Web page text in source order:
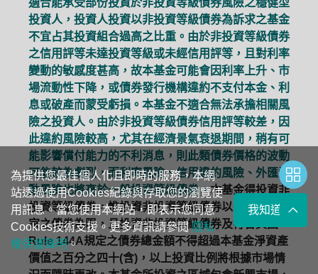
適合能承受部份投資於非投資等級債券風險之穩健型
投資人，投資人投資以非投資等級債券為訴求之基金
不宜占其投資組合過高之比重。由於非投資等級債券
之信用評等未達投資等級或未經信用評等，且對利率
變動的敏感度甚高，故本基金可能會因利率上升、市
場流動性下降，或債券發行機構違約不支付本金、利
息或破產而蒙受虧損。本基金不適合無法承擔相關風
險之投資人。由於非投資等級債券信用評等較差，因
此違約風險較高，尤其在經濟景氣衰退期間，稍有可
能影響償付能力的不利消息，則此類債券價格的波動
可能較為劇烈，而利率風險、信用違約風險、外匯波
動風險也將高於一般投資等級債券。本基金得投資非
投資等級債券，惟投資非投資等級債券以新興市場國
家之債券為限，且投資非投資等級債券及符合美國
Rule 144A規定之債券總金額不得超過本基金淨資產
價值之百分之四十(含)，以上投資比例將根據市場情
為提供您最佳個人化且即時的服務，本網
站透過使用Cookies紀錄與存取您的瀏覽使
用訊息。當您使用本網站，即表示您同意
Cookies技術支援。更多資訊請參閱隱私
權保護聲明。
我知道了